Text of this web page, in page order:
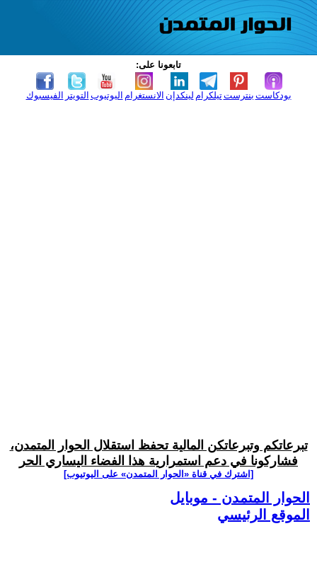
تابعونا على:
الفيسبوك التويتر اليوتيوب الانستغرام لينكدإن تيلكرامبنترست بودكاست
تبرعاتكم وتبرعاتكن المالية تحفظ استقلال الحوار المتمدن،
فشاركونا في دعم استمرارية هذا الفضاء اليساري الحر
[اشترك في قناة ‫«الحوار المتمدن» على اليوتيوب]
الحوار المتمدن - موبايل
الموقع الرئيسي